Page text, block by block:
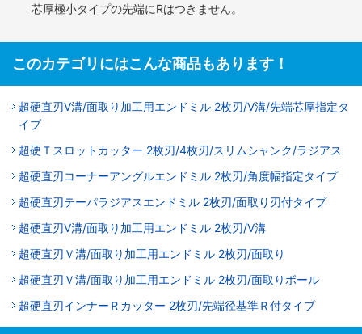
芯厚極小タイプの先端にRはつきません。
このカテゴリにはこんな商品もあります！
超硬直刃V溝/面取り加工用エンドミル 2枚刃/V溝/先端芯厚指定タ
イプ
超硬Ｔスロットカッター 2枚刃/4枚刃/スリムシャンク/ラジアス
超硬直刃コーナーアングルエンドミル 2枚刃/角度幅指定タイプ
超硬直刃テーパラジアスエンドミル 2枚刃/面取り刃付タイプ
超硬直刃V溝/面取り加工用エンドミル 2枚刃/V溝
超硬直刃Ｖ溝/面取り加工用エンドミル 2枚刃/面取り
超硬直刃Ｖ溝/面取り加工用エンドミル 2枚刃/面取りボール
超硬直刃インナーＲカッター 2枚刃/先端径基準Ｒ付タイプ